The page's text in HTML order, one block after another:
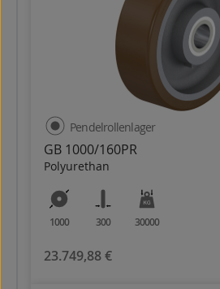
GB 1000/160PR
Polyurethan
Pendelrollenlager
1000 300 30000
23.749,88 €